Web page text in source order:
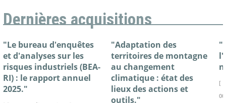
Dernières acquisitions
"Le bureau d'enquêtes
et d'analyses sur les
risques industriels (BEA-
RI) : le rapport annuel
2025."
"Adaptation des
territoires de montagne
au changement
climatique : état des
lieux des actions et
outils."
[